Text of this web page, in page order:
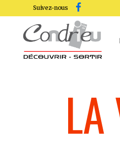
Suivez-nous
Saison culturelle 2026
Son identité et son
Se déplacer en Vélo,
Cyclodebout ou Gyropode
Zones de rencontre à